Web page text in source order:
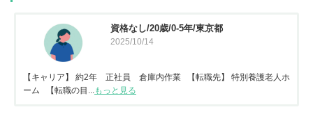
資格なし/20歳/0-5年/東京都
2025/10/14
【キャリア】 約2年 正社員 倉庫内作業 【転職先】 特別養護老人ホ
ーム 【転職の目...
もっと見る